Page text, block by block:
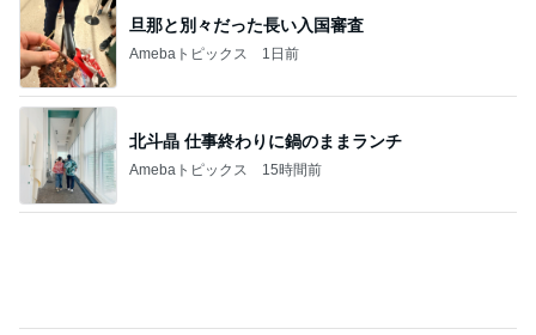
旦那と別々だった長い入国審査
Amebaトピックス 1日前
北斗晶 仕事終わりに鍋のままランチ
Amebaトピックス 15時間前